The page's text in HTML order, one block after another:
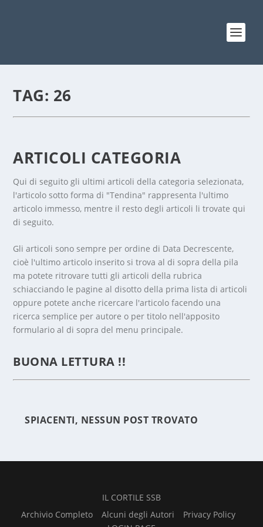
TAG: 26
PIERGI
ARTICOLI CATEGORIA
Qui di seguito gli ultimi articoli della categoria selezionata,
l'articolo sotto forma di "Tendina" rappresenta l'ultimo
articolo immesso, mentre il resto degli articoli li trovate qui
di seguito.
Gli articoli sono sempre per ordine di Data Decrescente,
cioè l'ultimo articolo inserito si trova al di sopra della pila
ma potete ritrovare tutti gli articoli della rubrica
schiacciando le pagine al disotto della prima lista di articoli
oppure potete anche ricercare l'articolo facendo una
ricerca semplice per autore o per titolo nell'apposito
formulario al di sopra del menu principale.
BUONA LETTURA !!
SPIACENTI, NESSUN POST TROVATO
IL CORTILE SSB
Archivio Completo
Alcuni degli Autori
Privacy Policy